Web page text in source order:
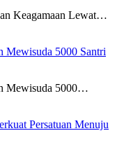
Keagamaan Lewat…
Mewisuda 5000 Santri
Mewisuda 5000…
Persatuan Menuju